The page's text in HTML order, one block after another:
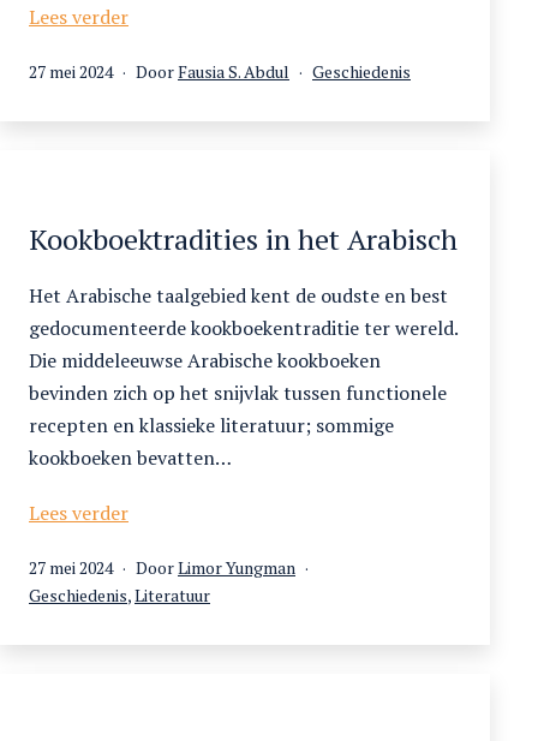
Lees verderEen
reis
de
Cariben
(en
terug)
Gepubliceerd
27 mei 2024 DoorFausia S. Abdul
Gecategoriseerd
Geschiedenis
Kookboektradities in het Arabisch
Het Arabische taalgebied kent de oudste en best
gedocumenteerde kookboekentraditie ter wereld.
Die middeleeuwse Arabische kookboeken
bevinden zich op het snijvlak tussen functionele
recepten en klassieke literatuur; sommige
kookboeken bevatten…
Lees verderKookboektradities
het
Arabisch
Gepubliceerd
op
27 mei 2024 DoorLimor Yungman
Gecategoriseerd
Geschiedenis,Literatuur